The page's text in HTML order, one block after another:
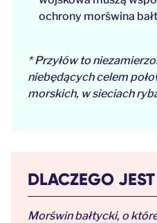
ochrony morświna
* Przyłów to
niebędących celem
morskich, w sieciach
DLACZEGO
Morświn bałtycki, o